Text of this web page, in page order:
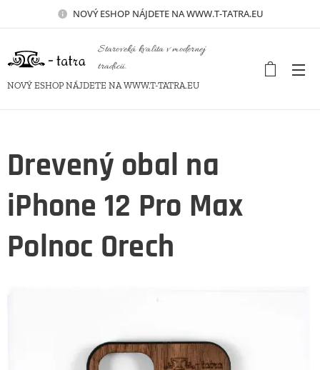
NOVÝESHOP NÁJDETE NA WWW.T-TATRA.EU
Staroveká kvalita v modernej
tradícii.
NOVÝ ESHOP NÁJDETE NA WWW.T-TATRA.EU
Drevený obal na
iPhone 12 Pro Max
Polnoc Orech